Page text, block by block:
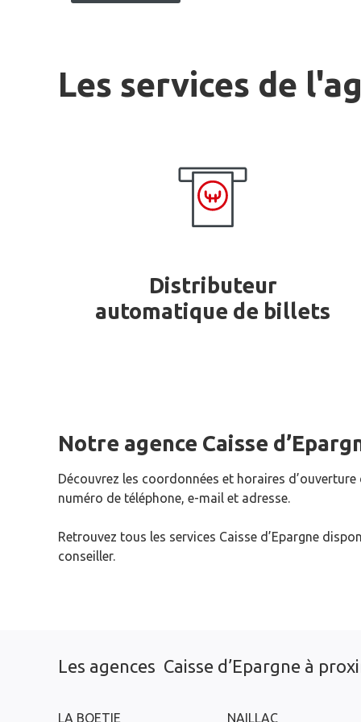
Les services de
Distributeur
automatique de billets
Notre agence Caisse
Découvrez les coordonnées et horaires d’ouverture
numéro de téléphone, e-mail et adresse.
Retrouvez tous les services Caisse d’Epargne
conseiller.
Les agences Caisse d’Epargne à
LA BOETIE NAILLAC